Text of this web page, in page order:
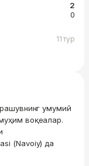
2
0
11 тур
умумий
воқеалар.
(Navoiy) да